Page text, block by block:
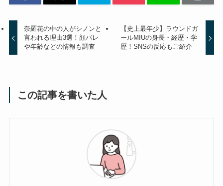
奈羅花の中の人がシノンと
言われる理由3選！顔バレ
や年齢などの情報も調査
【史上最年少】ラウンドガ
ールMIUの身長・経歴・学
歴！SNSの反応もご紹介
この記事を書いた人